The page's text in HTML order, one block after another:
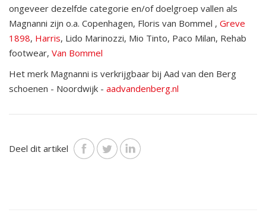
ongeveer dezelfde categorie en/of doelgroep vallen als
Magnanni zijn o.a. Copenhagen, Floris van Bommel , Greve
1898, Harris, Lido Marinozzi, Mio Tinto, Paco Milan, Rehab
footwear, Van Bommel
Het merk Magnanni is verkrijgbaar bij Aad van den Berg
schoenen - Noordwijk - aadvandenberg.nl
Deel dit artikel